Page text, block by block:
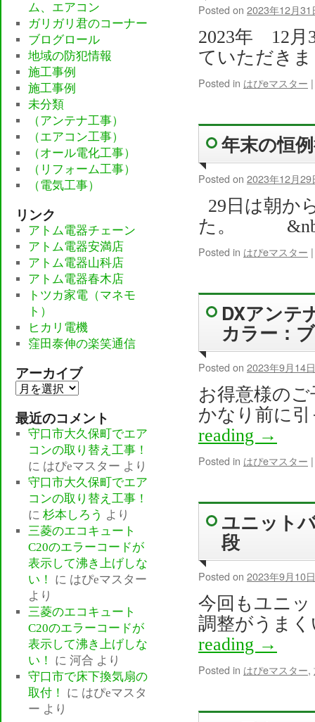
Posted on 2023年12月31
2023年 12月
ていただき
Posted in はぴeマスター |
年末の恒
Posted on 2023年12月29
29日は朝か
た。
Posted in はぴeマスター |
DXアン
カラー：
Posted on 2023年9月14日
お得意様の
かなり前に
reading →
Posted in はぴeマスター |
ユニット
段
Posted on 2023年9月10日
今回もユニ
調整がうま
reading →
Posted in はぴeマスター,
ム、エアコン
ガリガリ君のコーナー
ブログロール
地域の防犯情報
施工事例
施工事例
未分類
（アンテナ工事）
（エアコン工事）
（オール電化工事）
（リフォーム工事）
（電気工事）
リンク
アトム電器チェーン
アトム電器安満店
アトム電器山科店
アトム電器春木店
トツカ家電（マネモ
ト）
ヒカリ電機
窪田泰伸の楽笑通信
アーカイブ
ア
カ
イ
最近のコメント
守口市大久保町でエア
コンの取り替え工事！
に はぴeマスター より
守口市大久保町でエア
コンの取り替え工事！
に杉本しろう より
三菱のエコキュート
C20のエラーコードが
表示して沸き上げしな
い！
に はぴeマスター
より
三菱のエコキュート
C20のエラーコードが
表示して沸き上げしな
い！
に河合 より
守口市で床下換気扇の
取付！
に はぴeマスタ
ー より